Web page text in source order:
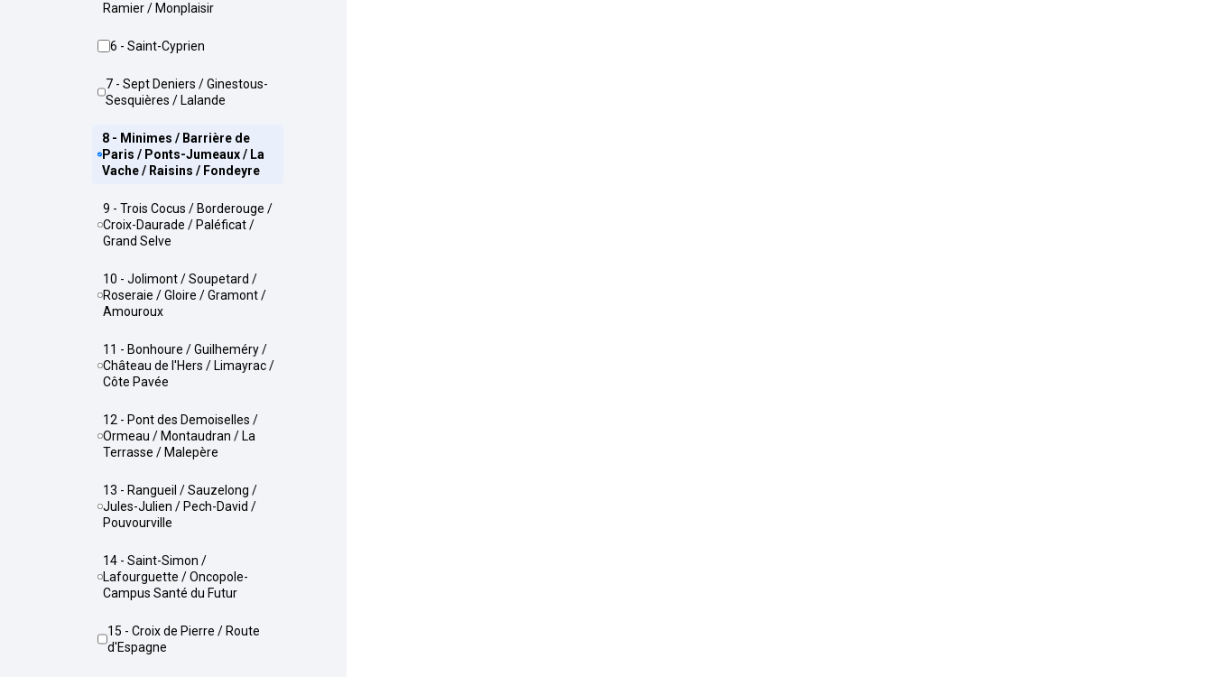
Ramier / Monplaisir
6 - Saint-Cyprien
7 - Sept Deniers / Ginestous-
Sesquières / Lalande
8 - Minimes / Barrière de
Paris / Ponts-Jumeaux / La
Vache / Raisins / Fondeyre
9 - Trois Cocus / Borderouge /
Croix-Daurade / Paléficat /
Grand Selve
10 - Jolimont / Soupetard /
Roseraie / Gloire / Gramont /
Amouroux
11 - Bonhoure / Guilheméry /
Château de l'Hers / Limayrac /
Côte Pavée
12 - Pont des Demoiselles /
Ormeau / Montaudran / La
Terrasse / Malepère
13 - Rangueil / Sauzelong /
Jules-Julien / Pech-David /
Pouvourville
14 - Saint-Simon /
Lafourguette / Oncopole-
Campus Santé du Futur
15 - Croix de Pierre / Route
d'Espagne